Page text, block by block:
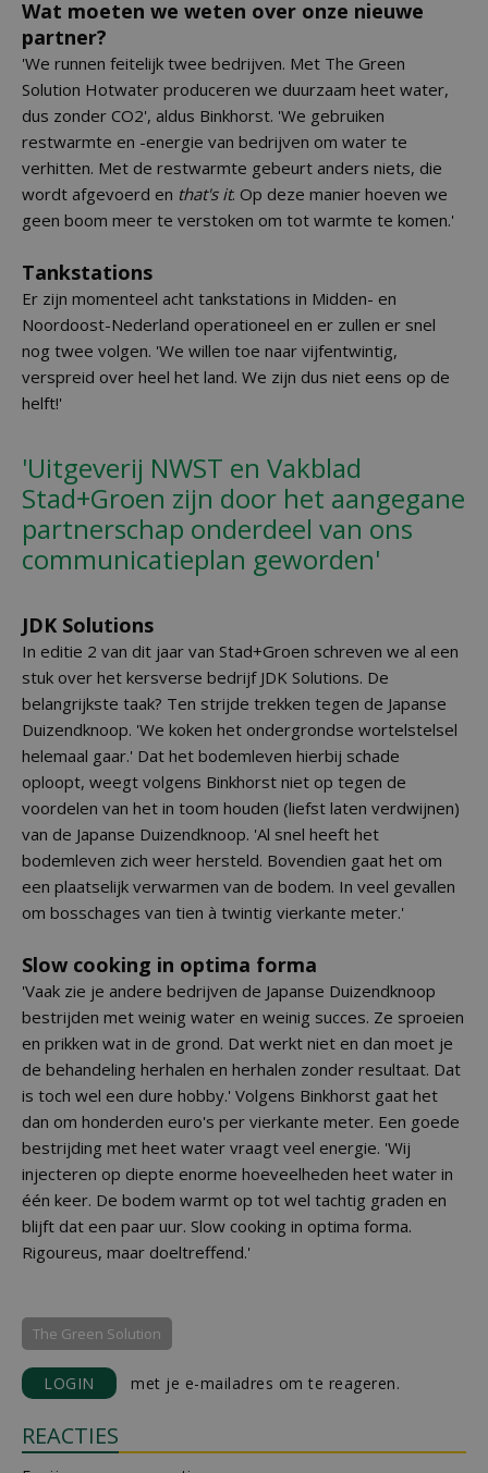
Wat moeten we weten over onze nieuwe
partner?
'We runnen feitelijk twee bedrijven. Met The Green
Solution Hotwater produceren we duurzaam heet water,
dus zonder CO2', aldus Binkhorst. 'We gebruiken
restwarmte en -energie van bedrijven om water te
verhitten. Met de restwarmte gebeurt anders niets, die
wordt afgevoerd en that's it. Op deze manier hoeven we
geen boom meer te verstoken om tot warmte te komen.'
Tankstations
Er zijn momenteel acht tankstations in Midden- en
Noordoost-Nederland operationeel en er zullen er snel
nog twee volgen. 'We willen toe naar vijfentwintig,
verspreid over heel het land. We zijn dus niet eens op de
helft!'
'Uitgeverij NWST en Vakblad
Stad+Groen zijn door het aangegane
partnerschap onderdeel van ons
communicatieplan geworden'
JDK Solutions
In editie 2 van dit jaar van Stad+Groen schreven we al een
stuk over het kersverse bedrijf JDK Solutions. De
belangrijkste taak? Ten strijde trekken tegen de Japanse
Duizendknoop. 'We koken het ondergrondse wortelstelsel
helemaal gaar.' Dat het bodemleven hierbij schade
oploopt, weegt volgens Binkhorst niet op tegen de
voordelen van het in toom houden (liefst laten verdwijnen)
van de Japanse Duizendknoop. 'Al snel heeft het
bodemleven zich weer hersteld. Bovendien gaat het om
een plaatselijk verwarmen van de bodem. In veel gevallen
om bosschages van tien à twintig vierkante meter.'
Slow cooking in optima forma
'Vaak zie je andere bedrijven de Japanse Duizendknoop
bestrijden met weinig water en weinig succes. Ze sproeien
en prikken wat in de grond. Dat werkt niet en dan moet je
de behandeling herhalen en herhalen zonder resultaat. Dat
is toch wel een dure hobby.' Volgens Binkhorst gaat het
dan om honderden euro's per vierkante meter. Een goede
bestrijding met heet water vraagt veel energie. 'Wij
injecteren op diepte enorme hoeveelheden heet water in
één keer. De bodem warmt op tot wel tachtig graden en
blijft dat een paar uur. Slow cooking in optima forma.
Rigoureus, maar doeltreffend.'
The Green Solution
LOGIN met je e-mailadres om te reageren.
REACTIES